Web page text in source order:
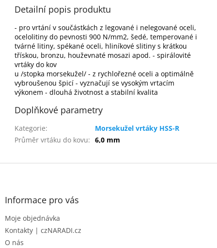
Detailní popis produktu
- pro vrtání v součástkách z legované i nelegované oceli,
ocelolitiny do pevnosti 900 N/mm2, šedé, temperované i
tvárné litiny, spékané oceli, hliníkové slitiny s krátkou
třískou, bronzu, houževnaté mosazi apod. - spirálovité
vrtáky do kov
u /stopka morsekužel/ - z rychlořezné oceli a optimálně
vybroušenou špicí - vyznačují se vysokým vrtacím
výkonem - dlouhá životnost a stabilní kvalita
Doplňkové parametry
Kategorie:
Morsekužel vrtáky HSS-R
Průměr vrtáku do kovu: 6,0 mm
Z
Informace pro vás
Moje objednávka
Kontakty | czNARADI.cz
O nás